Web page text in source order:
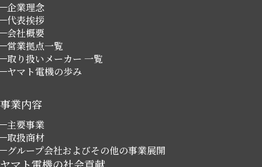
企業理念
代表挨拶
会社概要
営業拠点一覧
取り扱いメーカー 一覧
ヤマト電機の歩み
事業内容
主要事業
取扱商材
グループ会社およびその他の事業展開